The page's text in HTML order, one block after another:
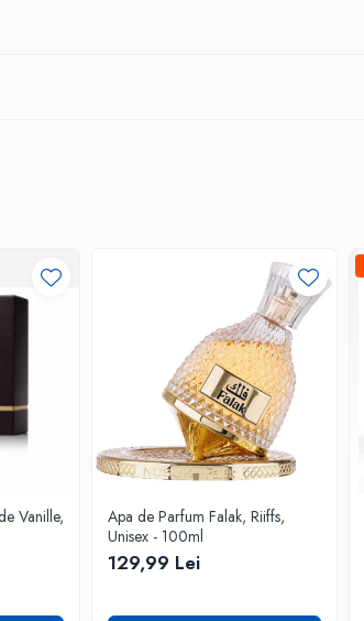
Vanille,
Apa de Parfum Falak, Riiffs,
Unisex - 100ml
129,99 Lei